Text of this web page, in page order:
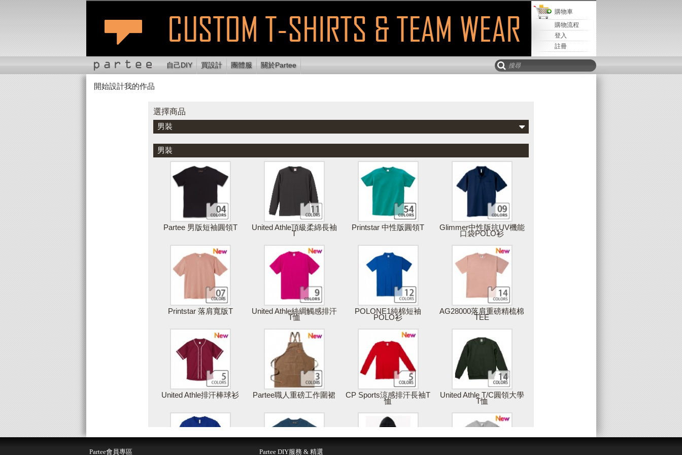
購物車
購物流程
登入
註冊
自己DIY 買設計 團體服 關於Partee
開始設計我的作品
切換位置
取得報價 儲存 & 購買
新增水平文字
可以新增水平、垂直或弧形文字到您的設
計作品中，並且可隨時調整文字的字型、
樣式、顏色、輪廓等外觀
可上傳您獨一無二的圖片，圖片品質會影
響最後商品的呈現，因此，Partee建議您
增加藝廊圖片
您可以使用雙擊或拖拉的方式，將藝廊中
的素材加入設計作品中
姓名與數字(團服)
製作團體服的最佳工具，只要建立一個範
本後，輸入團員的姓名或數字，就可以大
量製作出屬於每個人的專屬衣服，例如：
選擇商品
男裝
男裝
Partee 男版短袖圓領T United Athle頂級柔綿長袖
T
Printstar 中性版圓領T Glimmer中性版抗UV機能
口袋POLO衫
Printstar 落肩寬版T United Athle絲綢觸感排汗
T恤
POLONE1純棉短袖
POLO衫
AG28000落肩重磅精梳棉
TEE
United Athle排汗棒球衫 Partee職人重磅工作圍裙 CP Sports涼感排汗長袖T
恤
United Athle T/C圓領大學
T恤
Partee會員專區 Partee DIY服務 & 精選